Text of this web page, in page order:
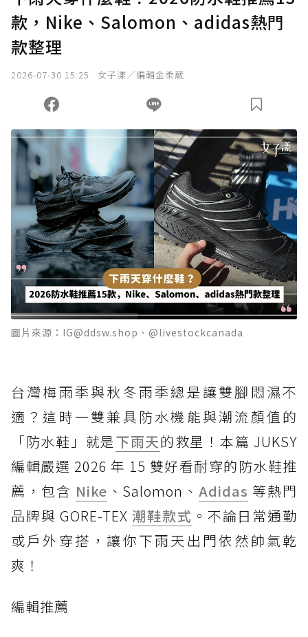
款，Nike、Salomon、adidas熱門
款整理
2026-07-30 15:25 女子漾／編輯金柔葳
圖片來源：IG@ddsw.shop、@livestockcanada
台灣梅雨季與秋冬雨季總是讓雙腳悶濕不
適？這時一雙兼具防水機能與潮流顏值的
「防水鞋」就是下雨天的救星！本篇 JUKSY
編輯嚴選 2026 年 15 雙好看耐穿的防水鞋推
薦，包含 Nike 、Salomon、Adidas 等熱門
品牌與 GORE-TEX 潮鞋款式 。不論日常通勤
或戶外穿搭，讓你下雨天出門依然帥氣乾
爽！
編輯推薦